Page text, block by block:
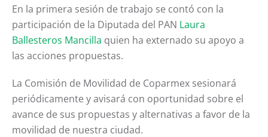
En la primera sesión de trabajo se contó con la
participación de la Diputada del PAN Laura
Ballesteros Mancilla quien ha externado su apoyo a
las acciones propuestas.
La Comisión de Movilidad de Coparmex sesionará
periódicamente y avisará con oportunidad sobre el
avance de sus propuestas y alternativas a favor de la
movilidad de nuestra ciudad.